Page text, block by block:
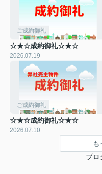
ご成約御礼
☆★☆成約御礼☆★☆
2026.07.19
ご成約御礼
☆★☆成約御礼☆★☆
2026.07.10
も
ブロ